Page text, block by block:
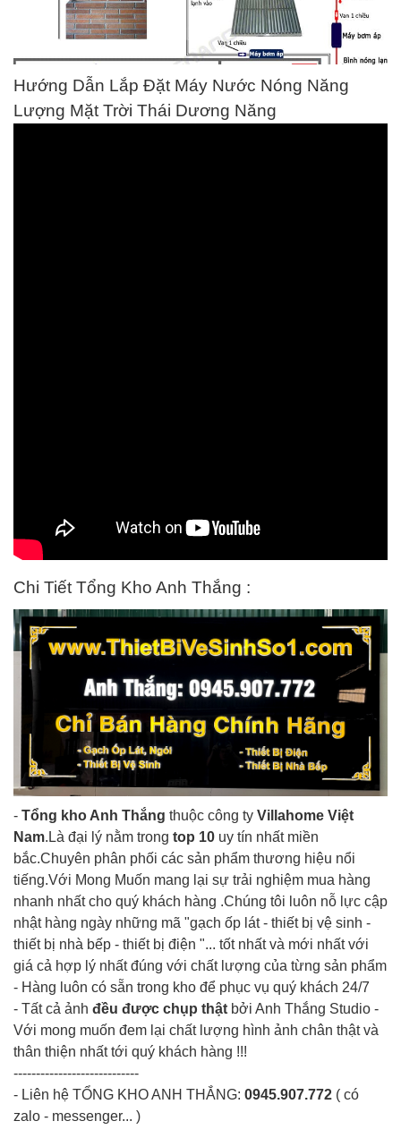
Hướng Dẫn Lắp Đặt Máy Nước Nóng Năng
Lượng Mặt Trời Thái Dương Năng
Chi Tiết Tổng Kho Anh Thắng :
- Tổng kho Anh Thắng thuộc công ty Villahome Việt
Nam.Là đại lý nằm trong top 10 uy tín nhất miền
bắc.Chuyên phân phối các sản phẩm thương hiệu nổi
tiếng.Với Mong Muốn mang lại sự trải nghiệm mua hàng
nhanh nhất cho quý khách hàng .Chúng tôi luôn nỗ lực cập
nhật hàng ngày những mã "gạch ốp lát - thiết bị vệ sinh -
thiết bị nhà bếp - thiết bị điện "... tốt nhất và mới nhất với
giá cả hợp lý nhất đúng với chất lượng của từng sản phẩm
- Hàng luôn có sẵn trong kho để phục vụ quý khách 24/7
- Tất cả ảnh đều được chụp thật bởi Anh Thắng Studio -
Với mong muốn đem lại chất lượng hình ảnh chân thật và
thân thiện nhất tới quý khách hàng !!!
----------------------------
- Liên hệ TỔNG KHO ANH THẮNG: 0945.907.772 ( có
zalo - messenger... )